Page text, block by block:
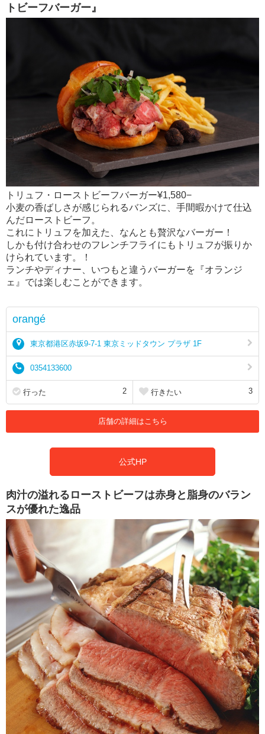
トビーフバーガー』
トリュフ・ローストビーフバーガー¥1,580−
小麦の香ばしさが感じられるバンズに、手間暇かけて仕込
んだローストビーフ。
これにトリュフを加えた、なんとも贅沢なバーガー！
しかも付け合わせのフレンチフライにもトリュフが振りか
けられています。！
ランチやディナー、いつもと違うバーガーを『オランジ
ェ』では楽しむことができます。
orangé
東京都港区赤坂9-7-1 東京ミッドタウン プラザ 1F
0354133600
行った 2 行きたい 3
店舗の詳細はこちら
公式HP
肉汁の溢れるローストビーフは赤身と脂身のバラン
スが優れた逸品